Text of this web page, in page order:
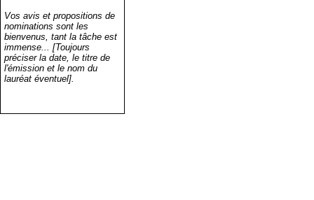
Vos avis et propositions de
nominations sont les
bienvenus, tant la tâche est
immense... [Toujours
préciser la date, le titre de
l'émission et le nom du
lauréat éventuel].